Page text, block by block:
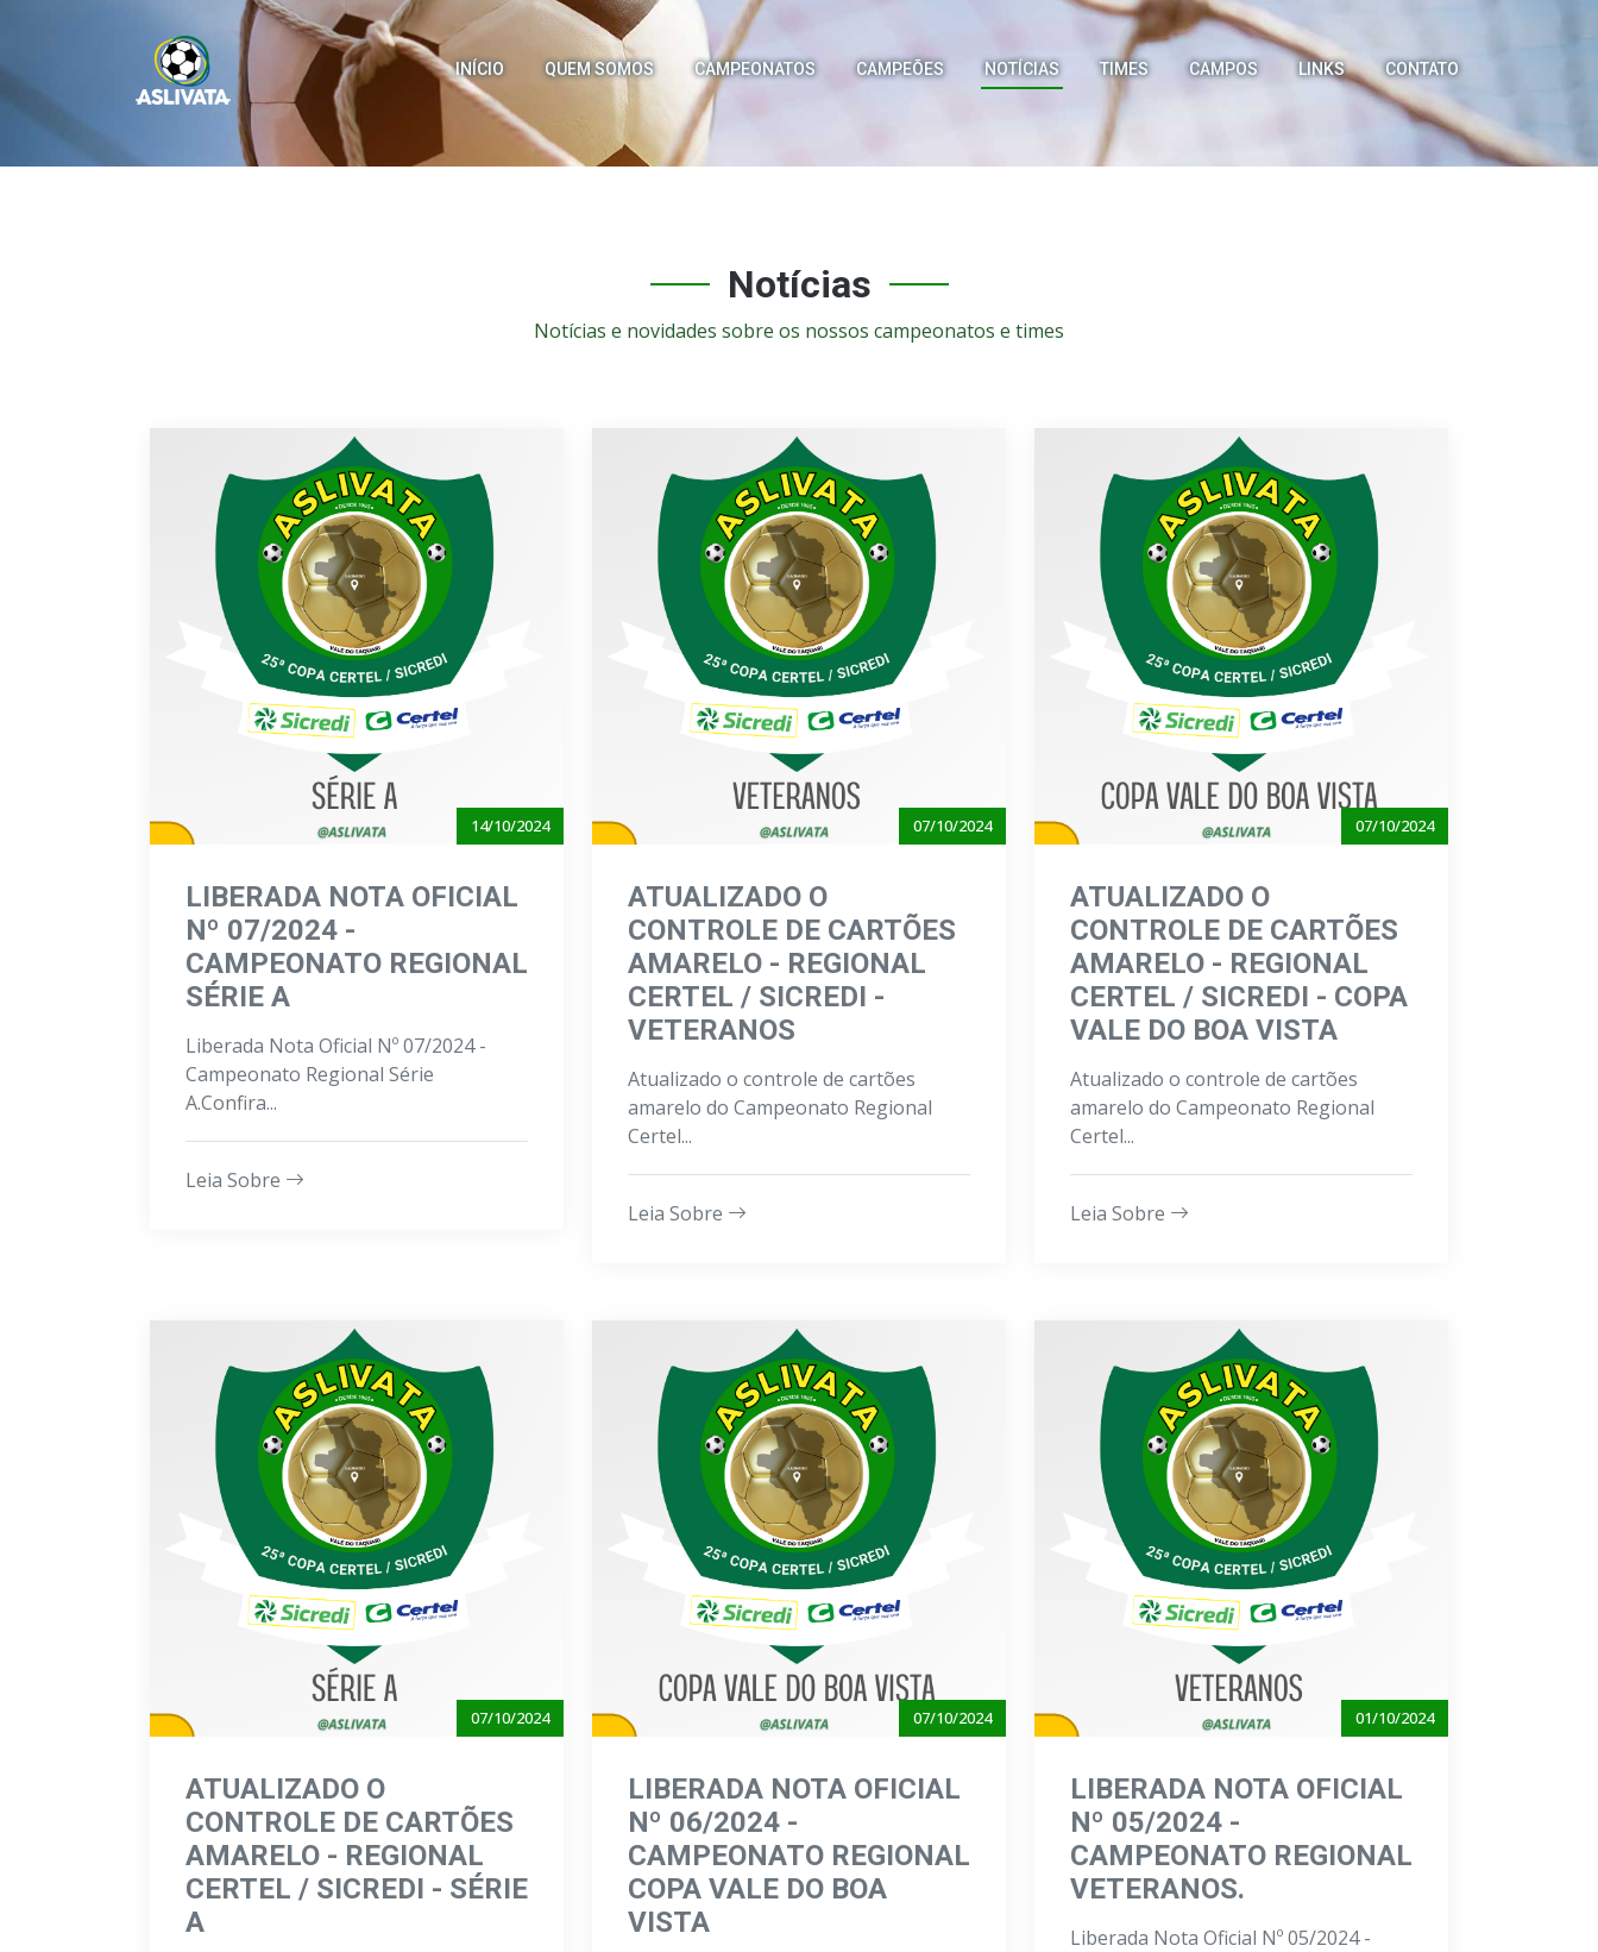
INÍCIO QUEM SOMOS CAMPEONATOS CAMPEÕES NOTÍCIAS TIMES CAMPOS LINKS CONTATO
Notícias
Notícias e novidades sobre os nossos campeonatos e times
14/10/2024
LIBERADA NOTA OFICIAL
Nº 07/2024 -
CAMPEONATO REGIONAL
SÉRIE A
Liberada Nota Oficial Nº 07/2024 -
Campeonato Regional Série
A.Confira...
Leia Sobre
07/10/2024
ATUALIZADO O
CONTROLE DE CARTÕES
AMARELO - REGIONAL
CERTEL / SICREDI -
VETERANOS
Atualizado o controle de cartões
amarelo do Campeonato Regional
Certel...
Leia Sobre
07/10/2024
ATUALIZADO O
CONTROLE DE CARTÕES
AMARELO - REGIONAL
CERTEL / SICREDI - COPA
VALE DO BOA VISTA
Atualizado o controle de cartões
amarelo do Campeonato Regional
Certel...
Leia Sobre
07/10/2024
ATUALIZADO O
CONTROLE DE CARTÕES
AMARELO - REGIONAL
CERTEL / SICREDI - SÉRIE
A
07/10/2024
LIBERADA NOTA OFICIAL
Nº 06/2024 -
CAMPEONATO REGIONAL
COPA VALE DO BOA
VISTA
01/10/2024
LIBERADA NOTA OFICIAL
Nº 05/2024 -
CAMPEONATO REGIONAL
VETERANOS.
Liberada Nota Oficial Nº 05/2024 -